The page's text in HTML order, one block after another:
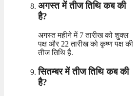
अगस्त में तीज तिथि कब की
है?
अगस्त महीने में 7 तारीख को शुक्ल
पक्ष और 22 तारीख को कृष्ण पक्ष की
तीज तिथि है.
सितम्बर में तीज तिथि कब की
है?